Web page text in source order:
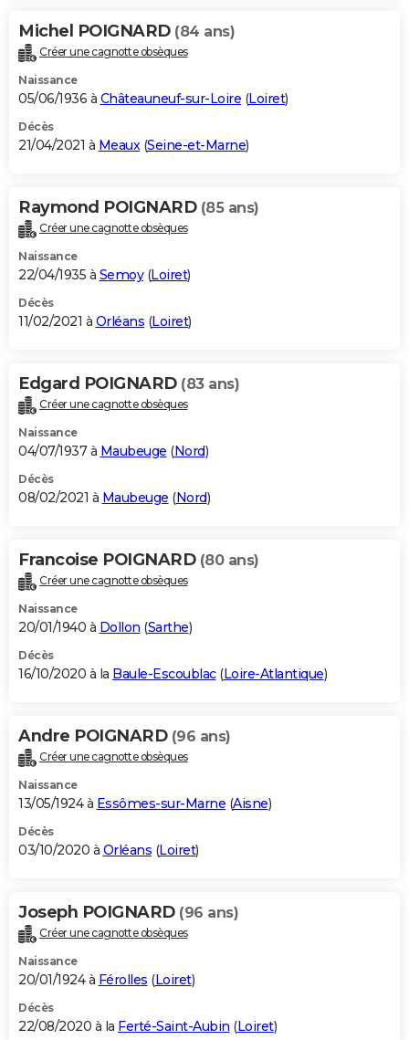
Michel POIGNARD (84 ans)
Créer une cagnotte obsèques
Naissance
05/06/1936 à Châteauneuf-sur-Loire (Loiret)
Décès
21/04/2021 à Meaux(Seine-et-Marne)
Raymond POIGNARD (85 ans)
Créer une cagnotte obsèques
Naissance
22/04/1935 à Semoy(Loiret)
Décès
11/02/2021 à Orléans (Loiret)
Edgard POIGNARD (83 ans)
Créer une cagnotte obsèques
Naissance
04/07/1937 à Maubeuge (Nord)
Décès
08/02/2021 à Maubeuge (Nord)
Francoise POIGNARD (80 ans)
Créer une cagnotte obsèques
Naissance
20/01/1940 à Dollon (Sarthe)
Décès
16/10/2020 à la Baule-Escoublac(Loire-Atlantique)
Andre POIGNARD (96 ans)
Créer une cagnotte obsèques
Naissance
13/05/1924 à Essômes-sur-Marne (Aisne)
Décès
03/10/2020 à Orléans (Loiret)
Joseph POIGNARD (96 ans)
Créer une cagnotte obsèques
Naissance
20/01/1924 à Férolles (Loiret)
Décès
22/08/2020 à la Ferté-Saint-Aubin (Loiret)